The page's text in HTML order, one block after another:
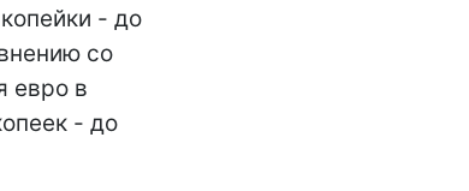
- до
со
евро в
- до